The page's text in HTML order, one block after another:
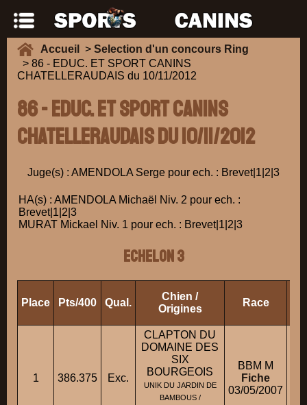
Accueil > Selection d'un concours Ring
> 86 - EDUC. ET SPORT CANINS
CHATELLERAUDAIS du 10/11/2012
86 - EDUC. ET SPORT CANINS
CHATELLERAUDAIS du 10/11/2012
Juge(s) : AMENDOLA Serge pour ech. : Brevet|1|2|3
HA(s) : AMENDOLA Michaël Niv. 2 pour ech. :
Brevet|1|2|3
MURAT Mickael Niv. 1 pour ech. : Brevet|1|2|3
ECHELON 3
Place Pts/400 Qual.
Chien /
Origines
Race
1 386.375 Exc.
CLAPTON DU
DOMAINE DES
SIX
BOURGEOIS
UNIK DU JARDIN DE
BAMBOUS /
BBM M
Fiche
03/05/2007